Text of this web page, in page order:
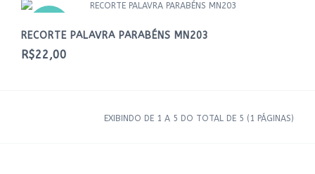
RECORTE PALAVRA PARABÉNS MN203
R$22,00
EXIBINDO DE 1 A 5 DO TOTAL DE 5 (1 PÁGINAS)